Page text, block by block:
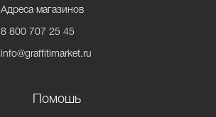
Адреса магазинов
8 800 707 25 45
info@graffitimarket.ru
Помошь